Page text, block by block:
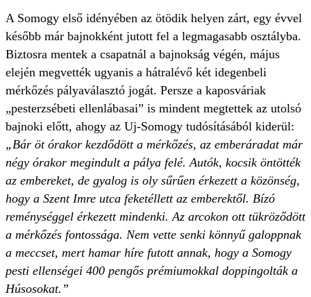
A Somogy első idényében az ötödik helyen zárt, egy évvel
később már bajnokként jutott fel a legmagasabb osztályba.
Biztosra mentek a csapatnál a bajnokság végén, május
elején megvették ugyanis a hátralévő két idegenbeli
mérkőzés pályaválasztó jogát. Persze a kaposváriak
„pesterzsébeti ellenlábasai” is mindent megtettek az utolsó
bajnoki előtt, ahogy az Uj-Somogy tudósításából kiderül:
„Bár öt órakor kezdődött a mérkőzés, az emberáradat már
négy órakor megindult a pálya felé. Autók, kocsik öntötték
az embereket, de gyalog is oly sűrűen érkezett a közönség,
hogy a Szent Imre utca feketéllett az emberektől. Bízó
reménységgel érkezett mindenki. Az arcokon ott tükröződött
a mérkőzés fontossága. Nem vette senki könnyű galoppnak
a meccset, mert hamar híre futott annak, hogy a Somogy
pesti ellenségei 400 pengős prémiumokkal doppingolták a
Húsosokat.”